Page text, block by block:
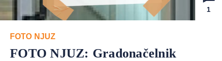
1
FOTO NJUZ
FOTO NJUZ: Gradonačelnik